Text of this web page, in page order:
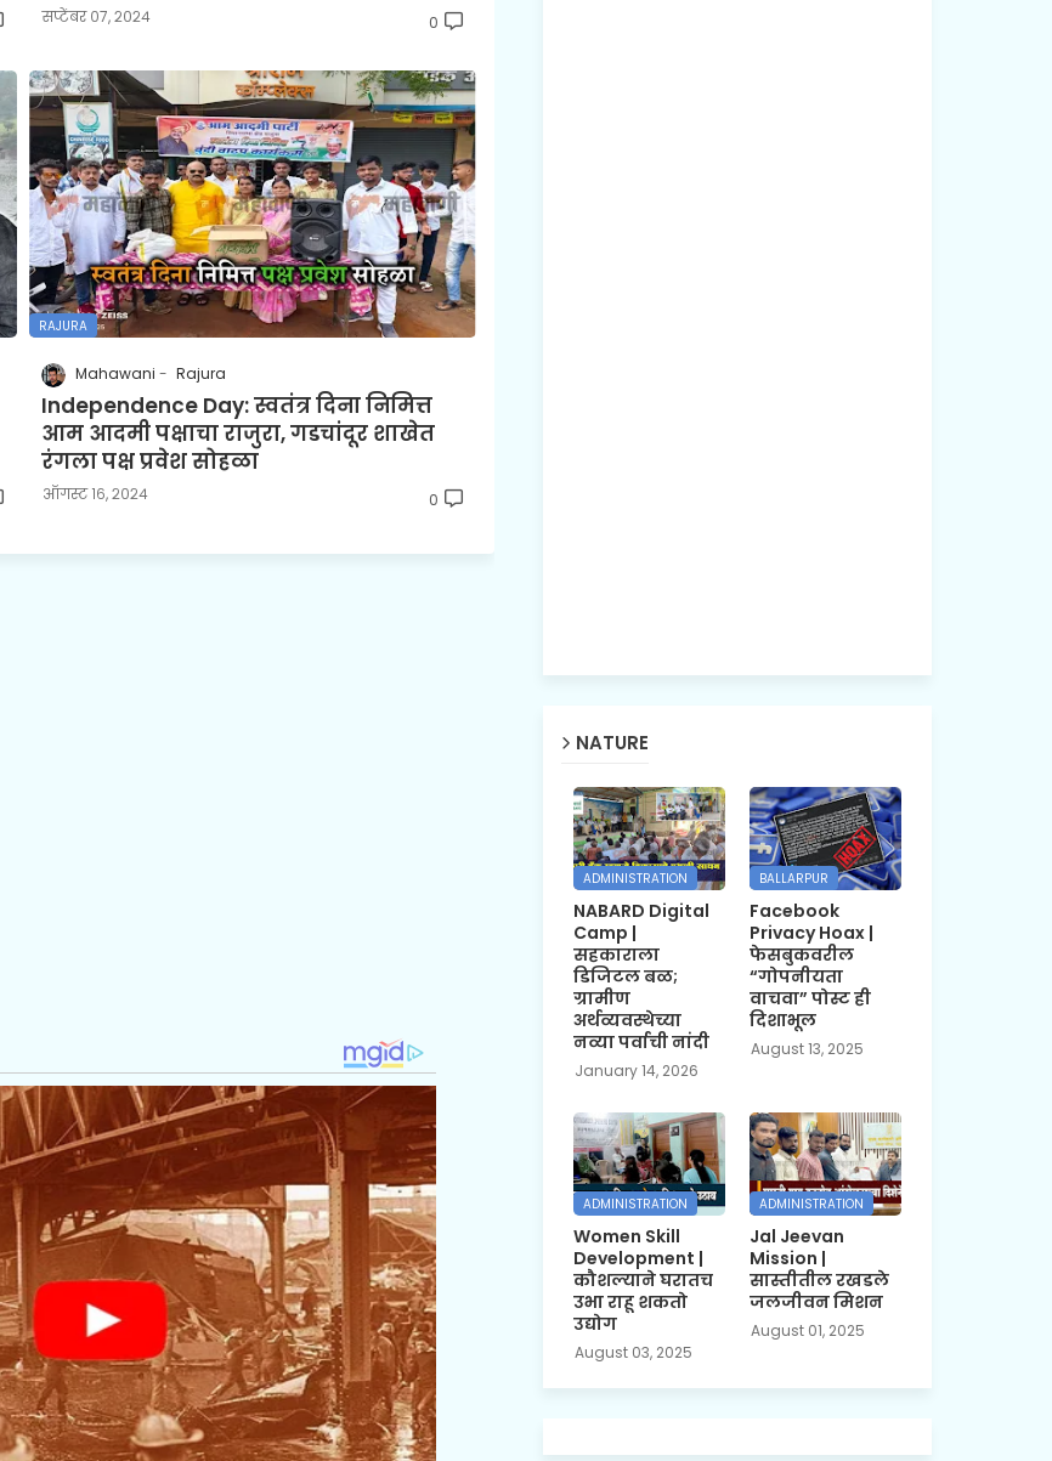
सप्टेंबर ०७, २०२४ 0
RAJURA
Mahawani Rajura
Independence Day: स्वतंत्र दिना निमित्त
आम आदमी पक्षाचा राजुरा, गडचांदूर शाखेत
रंगला पक्ष प्रवेश सोहळा
ऑगस्ट १६, २०२४ 0
NATURE
ADMINISTRATION
NABARD Digital
Camp |
सहकाराला
डिजिटल बळ;
ग्रामीण
अर्थव्यवस्थेच्या
नव्या पर्वाची नांदी
January 14, 2026
BALLARPUR
Facebook
Privacy Hoax |
फेसबुकवरील
“गोपनीयता
वाचवा” पोस्ट ही
दिशाभूल
August 13, 2025
ADMINISTRATION
Women Skill
Development |
कौशल्याने घरातच
उभा राहू शकतो
उद्योग
August 03, 2025
ADMINISTRATION
Jal Jeevan
Mission |
सास्तीतील रखडले
जलजीवन मिशन
August 01, 2025